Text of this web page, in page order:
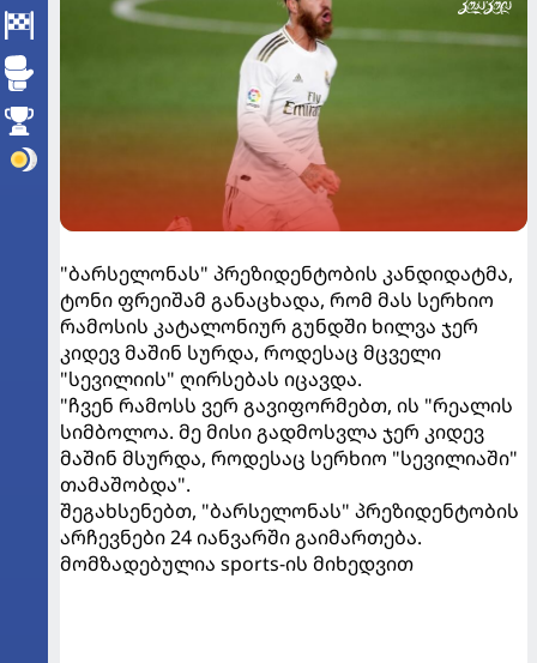
"ბარსელონას" პრეზიდენტობის კანდიდატმა,
ტონი ფრეიშამ განაცხადა, რომ მას სერხიო
რამოსის კატალონიურ გუნდში ხილვა ჯერ
კიდევ მაშინ სურდა, როდესაც მცველი
"სევილიის" ღირსებას იცავდა.
"ჩვენ რამოსს ვერ გავიფორმებთ, ის "რეალის
სიმბოლოა. მე მისი გადმოსვლა ჯერ კიდევ
მაშინ მსურდა, როდესაც სერხიო "სევილიაში"
თამაშობდა".
შეგახსენებთ, "ბარსელონას" პრეზიდენტობის
არჩევნები 24 იანვარში გაიმართება.
მომზადებულია sports-ის მიხედვით